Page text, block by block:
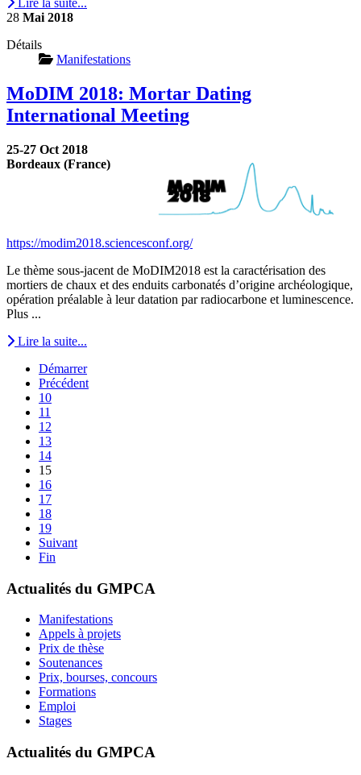
Lire la suite...
28 Mai 2018
Détails
Manifestations
MoDIM 2018: Mortar Dating
International Meeting
25-27 Oct 2018
Bordeaux (France)
https://modim2018.sciencesconf.org/
Le thème sous-jacent de MoDIM2018 est la caractérisation des
mortiers de chaux et des enduits carbonatés d’origine archéologique,
opération préalable à leur datation par radiocarbone et luminescence.
Plus ...
Lire la suite...
Démarrer
Précédent
10
11
12
13
14
15
16
17
18
19
Suivant
Fin
Actualités du GMPCA
Manifestations
Appels à projets
Prix de thèse
Soutenances
Prix, bourses, concours
Formations
Emploi
Stages
Actualités du GMPCA